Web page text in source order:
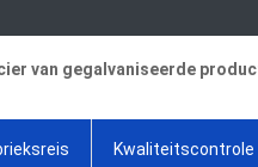
van gegalvaniseerde
Kwaliteitscontrole